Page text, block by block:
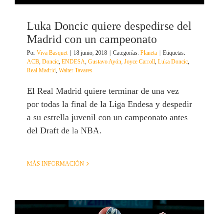
Luka Doncic quiere despedirse del
Madrid con un campeonato
Por Viva Basquet 18 junio, 2018 Categorías: Planeta
Etiquetas:
ACB, Doncic, ENDESA, Gustavo Ayón, Joyce Carroll, Luka Doncic,
Real Madrid, Walter Tavares
El Real Madrid quiere terminar de una vez
por todas la final de la Liga Endesa y despedir
a su estrella juvenil con un campeonato antes
del Draft de la NBA.
MÁS INFORMACIÓN